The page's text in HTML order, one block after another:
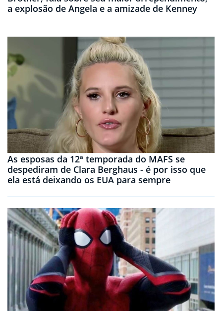
a explosão de Angela e a amizade de Kenney
As esposas da 12ª temporada do MAFS se
despediram de Clara Berghaus - é por isso que
ela está deixando os EUA para sempre